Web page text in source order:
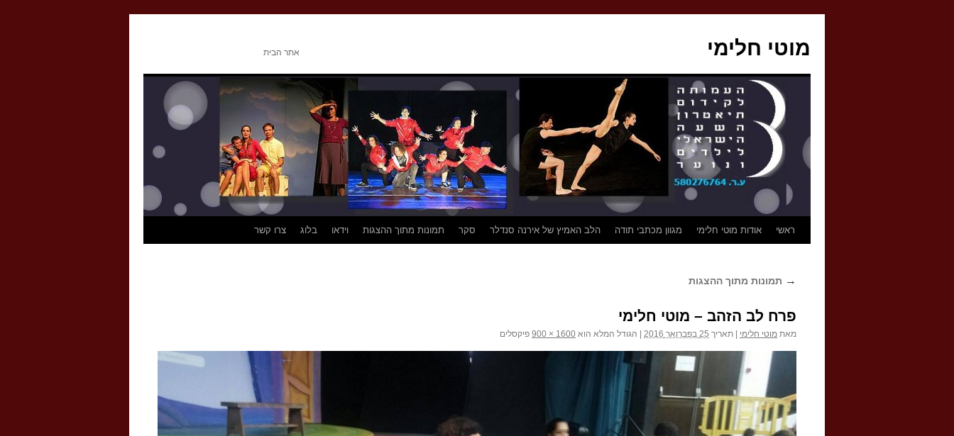
מוטי חלימי אתר הבית
ראשי אודות מוטי חלימי מגוון מכתבי תודה הלב האמיץ של אירנה סנדלר סקר תמונות מתוך ההצגות וידאו בלוג צרו קשר
→ תמונות מתוך ההצגות
פרח לב הזהב – מוטי חלימי
מאת מוטי חלימי תאריך 25 בפברואר 2016 הגודל המלא הוא 1600 × 900 פיקסלים